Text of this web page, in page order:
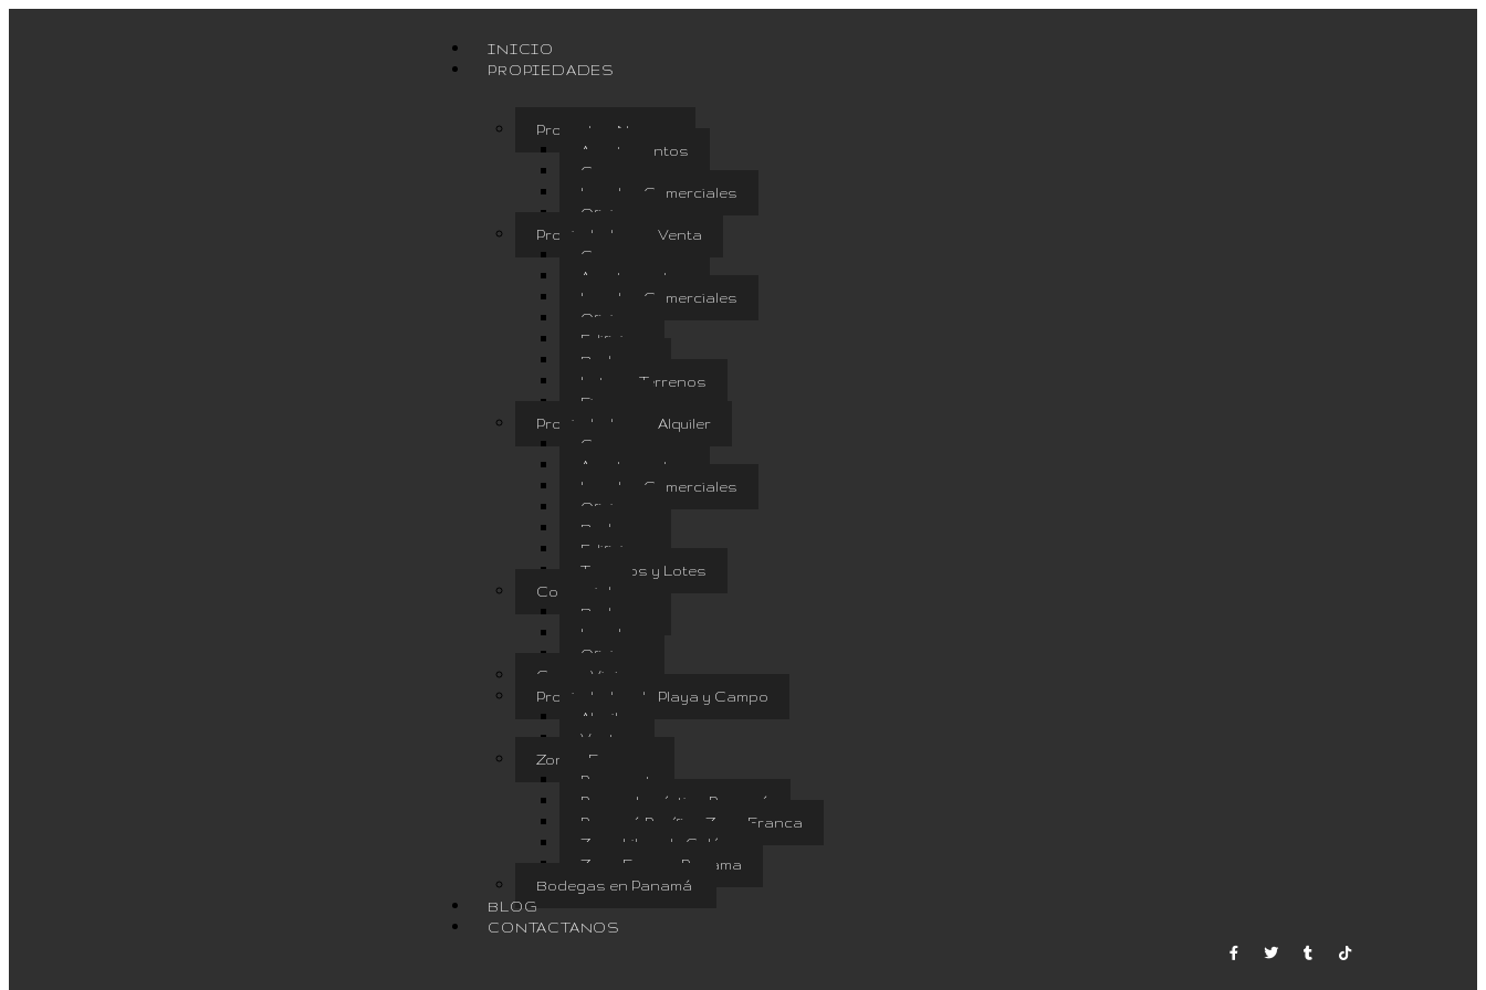
INICIO
PROPIEDADES
Proyectos Nuevos
Apartamentos
Casas
Locales Comerciales
Oficinas
Propiedades en Venta
Casas
Apartamentos
Locales Comerciales
Oficinas
Edificio
Bodegas
Lotes y Terrenos
Fincas
Propiedades en Alquiler
Casas
Apartamentos
Locales Comerciales
Oficinas
Bodegas
Edificios
Terrenos y Lotes
Comercial
Bodegas
Locales
Oficinas
Casco Viejo
Propiedades de Playa y Campo
Alquiler
Venta
Zonas Francas
Panapark
Parque Logístico Panamá
Panamá Pacífico Zona Franca
Zona Libre de Colón
Zona Franca Panama
Bodegas en Panamá
BLOG
CONTACTANOS